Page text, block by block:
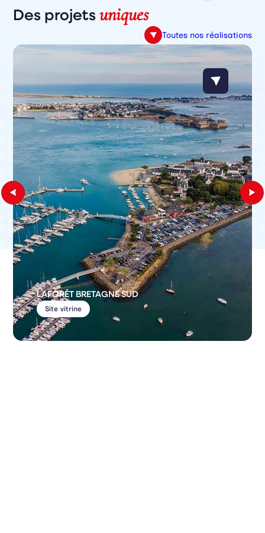
Des projetsuniques
Toutes nos réalisations
LAFORÊT BRETAGNE SUD
Site vitrine